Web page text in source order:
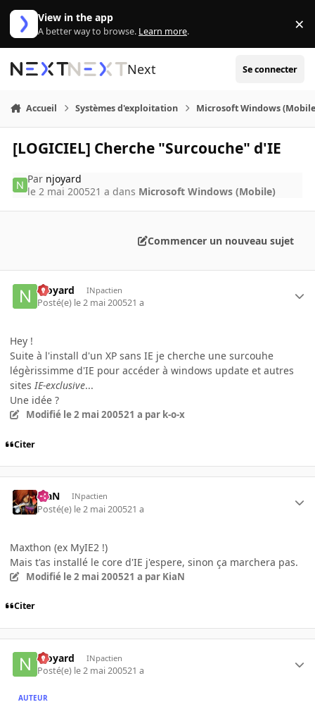
Aller au contenu
View in the app
A better way to browse. Learn more. ×
Next Se connecter
Accueil Systèmes d'exploitation Microsoft Windows
[LOGICIEL] Cherche "Surcouche" d'IE
Par njoyard
le 2 mai 200521 a dans Microsoft Windows (Mobile)
Commencer un nouveau sujet
njoyard INpactien
Posté(e) le 2 mai 200521 a
Hey !
Suite à l'install d'un XP sans IE je cherche une surcouhe
légèrissimme d'IE pour accéder à windows update et autres
sitesIE-exclusive...
Une idée ?
Modifié le 2 mai 200521 a par k-o-x
Citer
KiaN INpactien
Posté(e) le 2 mai 200521 a
Maxthon (ex MyIE2 !)
Mais t'as installé le core d'IE j'espere, sinon ça marchera pas.
Modifié le 2 mai 200521 a par KiaN
Citer
njoyard INpactien
Posté(e) le 2 mai 200521 a
AUTEUR